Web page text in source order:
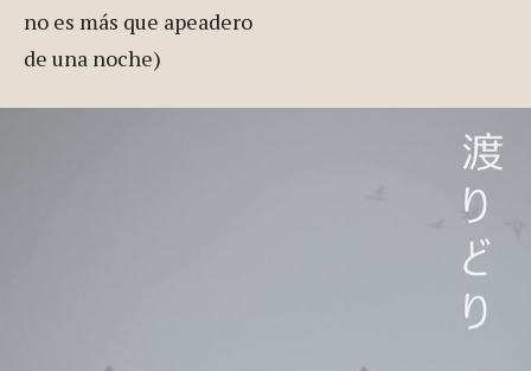
no es más que apeadero
de una noche)